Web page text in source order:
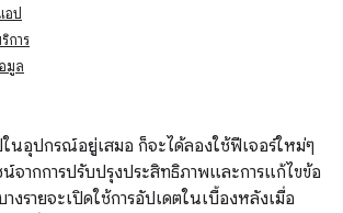
อป
การ
มูล
นอุปกรณ์อยู่เสมอ ก็จะได้ลองใช้ฟีเจอร์ใหม่ๆ
น์จากการปรับปรุงประสิทธิภาพและการแก้ไขข้อ
งรายจะเปิดใช้การอัปเดตในเบื้องหลังเมื่อ